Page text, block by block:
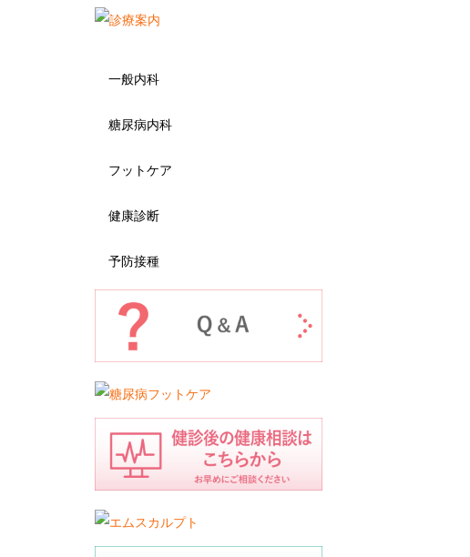
一般内科
糖尿病内科
フットケア
健康診断
予防接種